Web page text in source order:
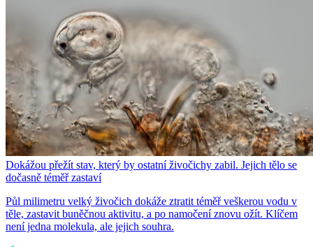
Dokážou přežít stav, který by ostatní živočichy zabil. Jejich tělo se
dočasně téměř zastaví
Půl milimetru velký živočich dokáže ztratit téměř veškerou vodu v
těle, zastavit buněčnou aktivitu, a po namočení znovu ožít. Klíčem
není jedna molekula, ale jejich souhra.